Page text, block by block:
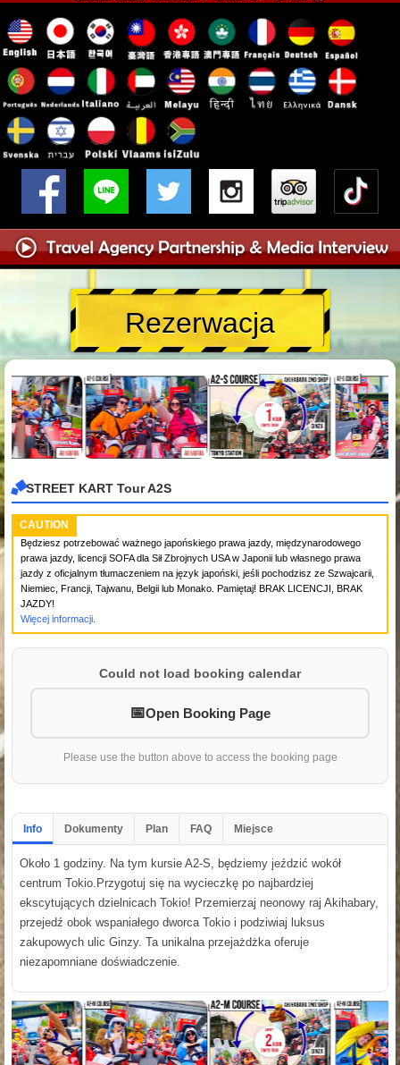
Rezerwacja
STREET KART Tour A2S
CAUTION
Będziesz potrzebować ważnego japońskiego prawa jazdy, międzynarodowego
prawa jazdy, licencji SOFA dla Sił Zbrojnych USA w Japonii lub własnego prawa
jazdy z oficjalnym tłumaczeniem na język japoński, jeśli pochodzisz ze Szwajcarii,
Niemiec, Francji, Tajwanu, Belgii lub Monako. Pamiętaj! BRAK LICENCJI, BRAK
JAZDY!
Więcej informacji.
Could not load booking calendar
Open Booking Page
Please use the button above to access the booking page
Info Dokumenty Plan FAQ Miejsce
Około 1 godziny. Na tym kursie A2-S, będziemy jeździć wokół
centrum Tokio.Przygotuj się na wycieczkę po najbardziej
ekscytujących dzielnicach Tokio! Przemierzaj neonowy raj Akihabary,
przejedź obok wspaniałego dworca Tokio i podziwiaj luksus
zakupowych ulic Ginzy. Ta unikalna przejażdżka oferuje
niezapomniane doświadczenie.